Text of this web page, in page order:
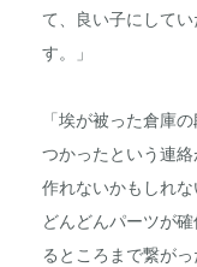
て、良い子にして
す。」
「埃が被った倉庫
つかったという連
作れないかもしれ
どんどんパーツが
るところまで繋が